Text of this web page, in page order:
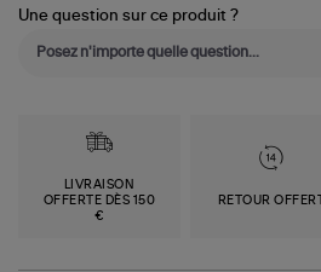
Une question sur ce produit ?
LIVRAISON
OFFERTE DÈS 150
€
RETOUR OFFERT